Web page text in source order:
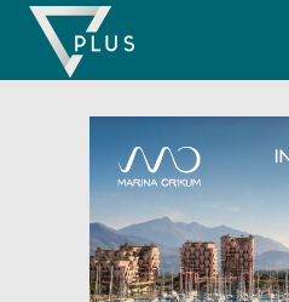
Skip
content